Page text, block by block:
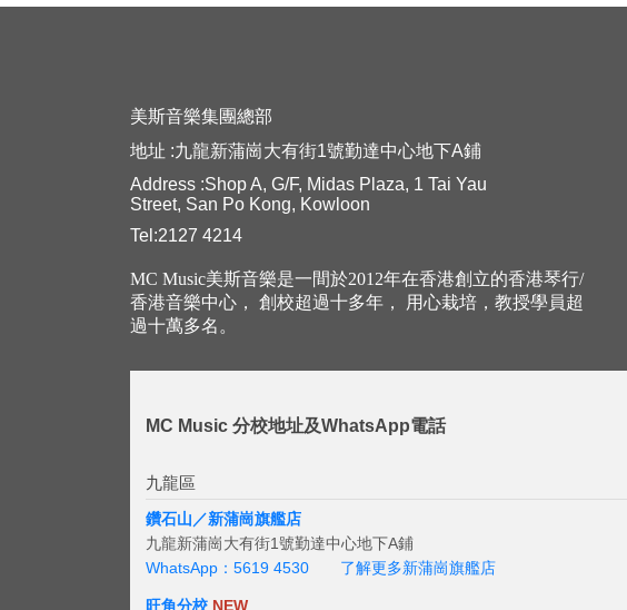
美斯音樂集團總部
地址 :九龍新蒲崗大有街1號勤達中心地下A鋪
Address :Shop A, G/F, Midas Plaza, 1 Tai Yau
Street, San Po Kong, Kowloon
Tel:2127 4214
MC Music美斯音樂是一間於2012年在香港創立的香港琴行/
香港音樂中心， 創校超過十多年， 用心栽培，教授學員超
過十萬多名。
MC Music 分校地址及WhatsApp電話
九龍區
鑽石山／新蒲崗旗艦店
九龍新蒲崗大有街1號勤達中心地下A鋪
WhatsApp：5619 4530
了解更多新蒲崗旗艦店
旺角分校 NEW